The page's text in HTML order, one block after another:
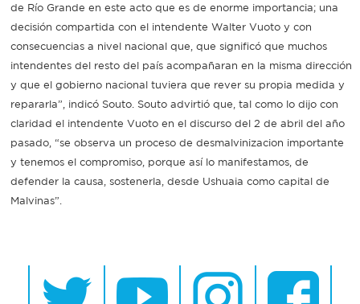
de Río Grande en este acto que es de enorme importancia; una
decisión compartida con el intendente Walter Vuoto y con
consecuencias a nivel nacional que, que significó que muchos
intendentes del resto del país acompañaran en la misma dirección
y que el gobierno nacional tuviera que rever su propia medida y
repararla”, indicó Souto. Souto advirtió que, tal como lo dijo con
claridad el intendente Vuoto en el discurso del 2 de abril del año
pasado, “se observa un proceso de desmalvinizacion importante
y tenemos el compromiso, porque así lo manifestamos, de
defender la causa, sostenerla, desde Ushuaia como capital de
Malvinas”.